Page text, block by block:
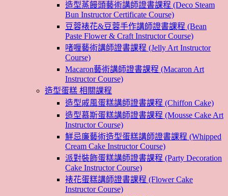
造型蒸饅頭藝術講師證書課程 (Deco Steam
Bun Instructor Certificate Course)
豆蓉裱花&豆蓉手作講師證書課程 (Bean
Paste Flower & Craft Instructor Course)
啫喱藝術講師證書課程 (Jelly Art Instructor
Course)
Macaron藝術講師證書課程 (Macaron Art
Instructor Course)
造型蛋糕 相關課程
造型戚風蛋糕講師證書課程 (Chiffon Cake)
造型慕斯蛋糕講師證書課程 (Mousse Cake Art
Instructor Course)
鮮忌廉藝術造型蛋糕講師證書課程 (Whipped
Cream Cake Instructor Course)
派對裝飾蛋糕講師證書課程 (Party Decoration
Cake Instructor Course)
裱花蛋糕講師證書課程 (Flower Cake
Instructor Course)